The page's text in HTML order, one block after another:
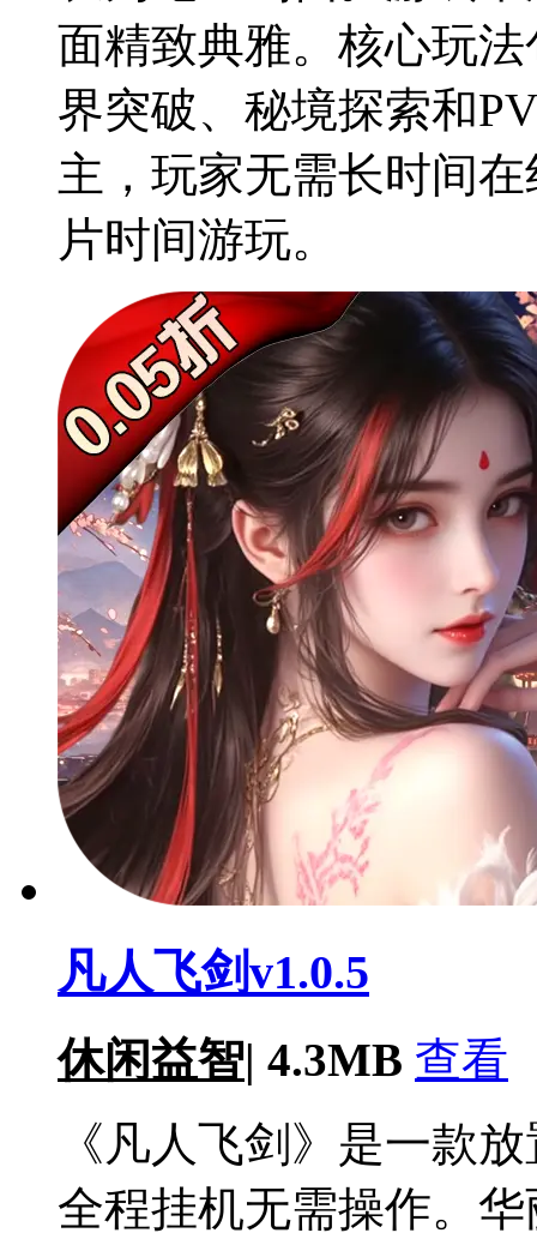
面精致典雅。核心玩
界突破、秘境探索和
主，玩家无需长时间
片时间游玩。
凡人飞剑v1.0.5
休闲益智| 4.3MB 查看
《凡人飞剑》是一款
全程挂机无需操作。